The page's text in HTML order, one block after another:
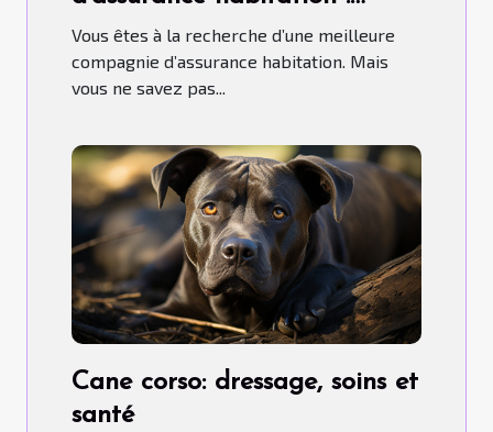
comment s’y prendre ?
Vous êtes à la recherche d’une meilleure
compagnie d’assurance habitation. Mais
vous ne savez pas...
Cane corso: dressage, soins et
santé